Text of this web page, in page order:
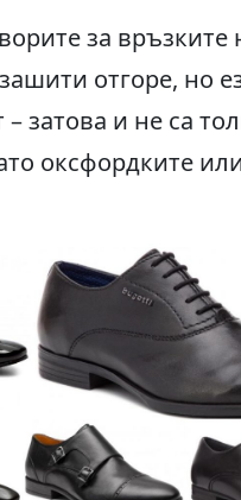
за връзките
отгоре, но
– затова и не са
оксфордките